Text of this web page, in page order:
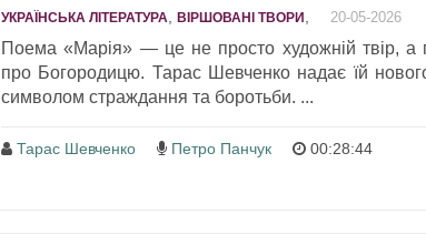
УКРАЇНСЬКА ЛІТЕРАТУРА, ВІРШОВАНІ ТВОРИ , 20-05-2026
Поема «Марія» — це не просто художній твір, а
про Богородицю. Тарас Шевченко надає їй
символом страждання та боротьби. ...
Тарас Шевченко Петро Панчук 00:28:44